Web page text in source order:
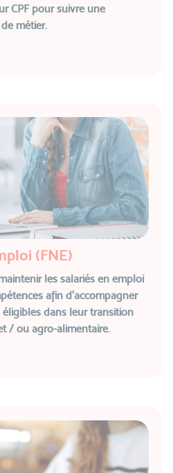
CPF pour suivre une
métier.
(FNE)
les salariés en emploi
afin d’accompagner
dans leur transition
/ ou agro-alimentaire.